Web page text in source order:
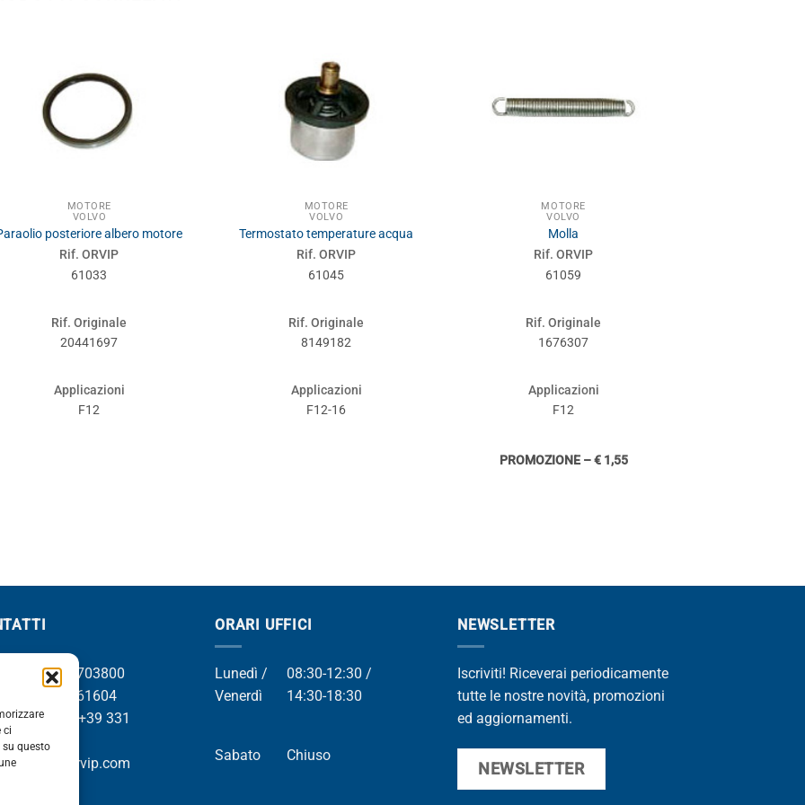
ci
questo
MOTORE
VOLVO
posteriore albero motore
Rif. ORVIP
61033
Rif. Originale
20441697
Applicazioni
F12
MOTORE
VOLVO
Termostato temperature acqua
Rif. ORVIP
61045
Rif. Originale
8149182
Applicazioni
F12-16
MOTORE
VOLVO
Molla
Rif. ORVIP
61059
Rif. Originale
1676307
Applicazioni
F12
PROMOZIONE – € 1,55
+39 049 8703800
+39 049 761604
Whatsapp +39 331
info@orvip.com
ORARI UFFICI
Lunedì /
Venerdì
08:30-12:30 /
14:30-18:30
Sabato Chiuso
NEWSLETTER
Iscriviti! Riceverai periodicamente
tutte le nostre novità, promozioni
ed aggiornamenti.
NEWSLETTER